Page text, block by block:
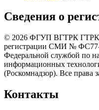
Сведения о
© 2026 ФГУП ВГТРК ГТРК
регистрации СМИ № ФС77-
Федеральной службой по
информационных
(Роскомнадзор). Все права
Контакты